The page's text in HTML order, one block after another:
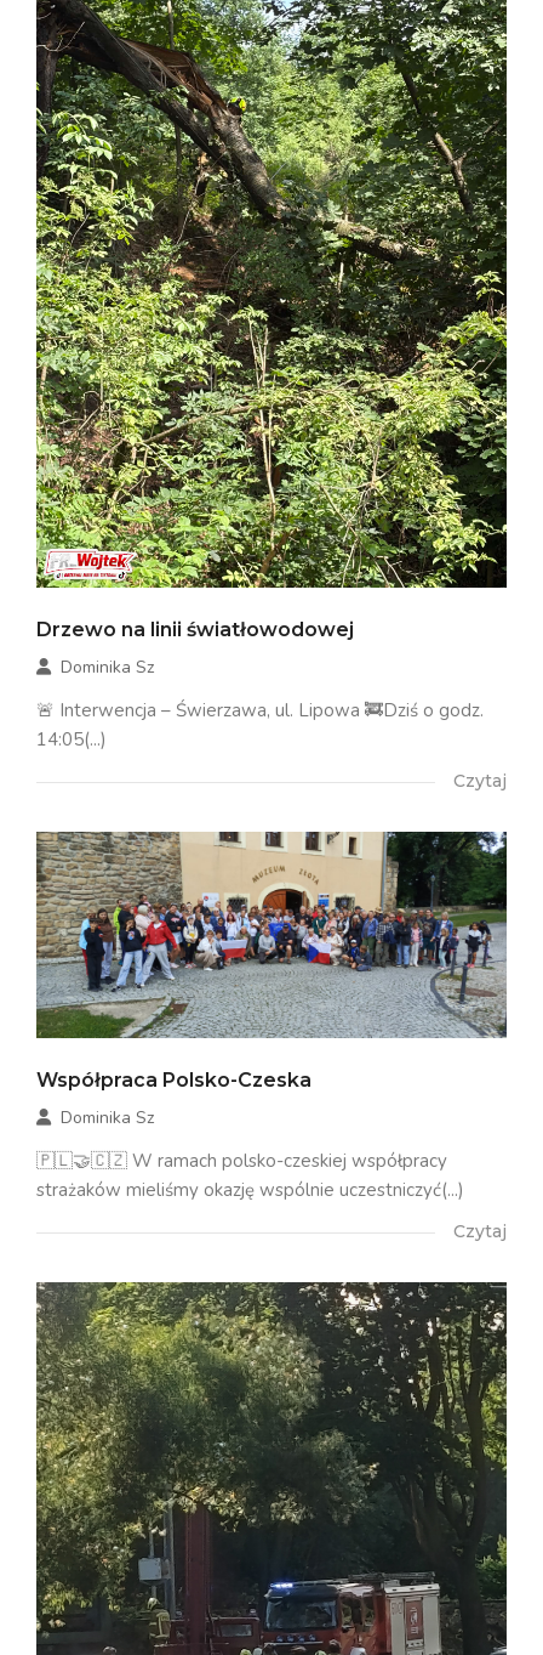
Drzewo na linii światłowodowej
Dominika Sz
🚨 Interwencja – Świerzawa, ul. Lipowa 🚒Dziś o godz.
14:05(...)
Czytaj
Współpraca Polsko-Czeska
Dominika Sz
🇵🇱🤝🇨🇿 W ramach polsko-czeskiej współpracy
strażaków mieliśmy okazję wspólnie uczestniczyć(...)
Czytaj